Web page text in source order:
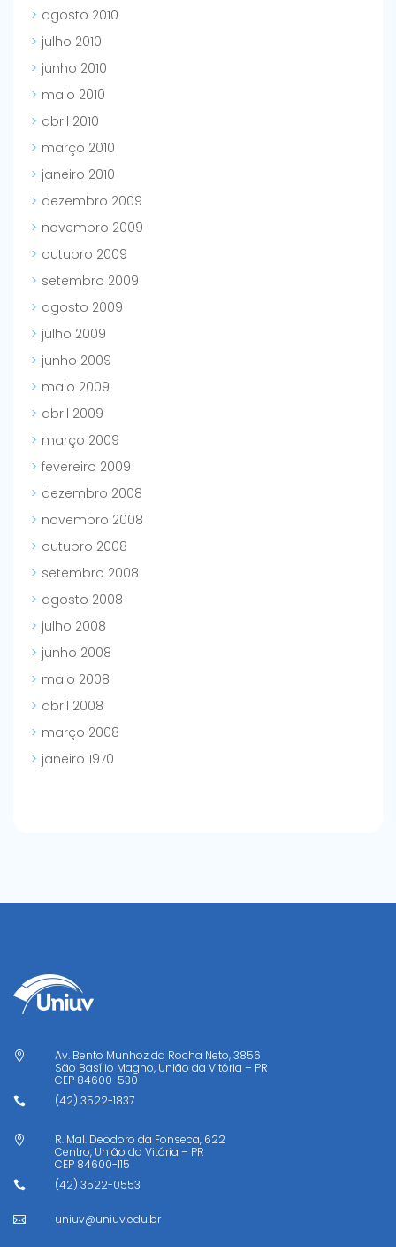
agosto 2010
julho 2010
junho 2010
maio 2010
abril 2010
março 2010
janeiro 2010
dezembro 2009
novembro 2009
outubro 2009
setembro 2009
agosto 2009
julho 2009
junho 2009
maio 2009
abril 2009
março 2009
fevereiro 2009
dezembro 2008
novembro 2008
outubro 2008
setembro 2008
agosto 2008
julho 2008
junho 2008
maio 2008
abril 2008
março 2008
janeiro 1970

Av. Bento Munhoz da Rocha Neto, 3856
São Basílio Magno, União da Vitória – PR
CEP 84600-530
 (42) 3522-1837

R. Mal. Deodoro da Fonseca, 622
Centro, União da Vitória – PR
CEP 84600-115
 (42) 3522-0553
 uniuv@uniuv.edu.br